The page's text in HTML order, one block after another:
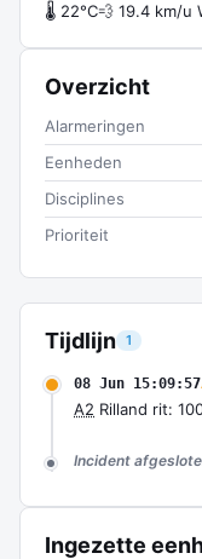
Tijdlijn 1
08 Jun 15:09:57
A2 Rilland rit:
Incident
Ingezette
🌡 22°C💨 19.4 km/u
Overzicht
Alarmeringen
Eenheden
Disciplines
Prioriteit